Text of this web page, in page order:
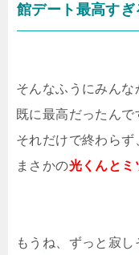
館デート最高す
そんなふうにみんな
既に最高だったん
それだけで終わらず
まさかの光くんとミ
もうね、ずっと寂し